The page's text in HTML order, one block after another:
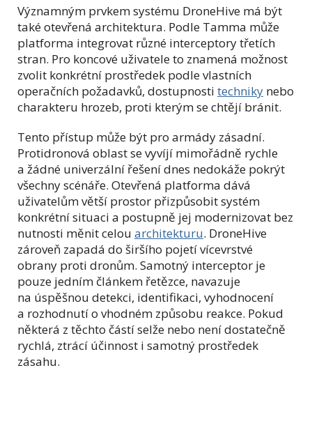
Významným prvkem systému DroneHive má být
také otevřená architektura. Podle Tamma může
platforma integrovat různé interceptory třetích
stran. Pro koncové uživatele to znamená možnost
zvolit konkrétní prostředek podle vlastních
operačních požadavků, dostupnosti techniky nebo
charakteru hrozeb, proti kterým se chtějí bránit.
Tento přístup může být pro armády zásadní.
Protidronová oblast se vyvíjí mimořádně rychle
a žádné univerzální řešení dnes nedokáže pokrýt
všechny scénáře. Otevřená platforma dává
uživatelům větší prostor přizpůsobit systém
konkrétní situaci a postupně jej modernizovat bez
nutnosti měnit celou architekturu. DroneHive
zároveň zapadá do širšího pojetí vícevrstvé
obrany proti dronům. Samotný interceptor je
pouze jedním článkem řetězce, navazuje
na úspěšnou detekci, identifikaci, vyhodnocení
a rozhodnutí o vhodném způsobu reakce. Pokud
některá z těchto částí selže nebo není dostatečně
rychlá, ztrácí účinnost i samotný prostředek
zásahu.